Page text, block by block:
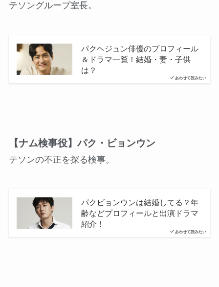
テソングループ室長。
あわせて読みたい
パクヘジュン俳優のプロフィール
＆ドラマ一覧！結婚・妻・子供
は？
【ナム検事役】パク・ビョンウン
テソンの不正を探る検事。
あわせて読みたい
パクビョンウンは結婚してる？年
齢などプロフィールと出演ドラマ
紹介！